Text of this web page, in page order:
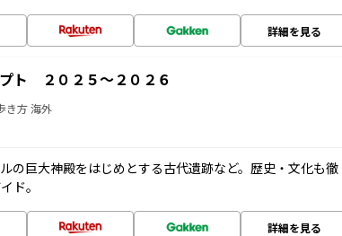
詳細を見る
ト ２０２５～２０２６
き方 海外
の巨大神殿をはじめとする古代遺跡など。歴史・文化も徹
ド。
詳細を見る